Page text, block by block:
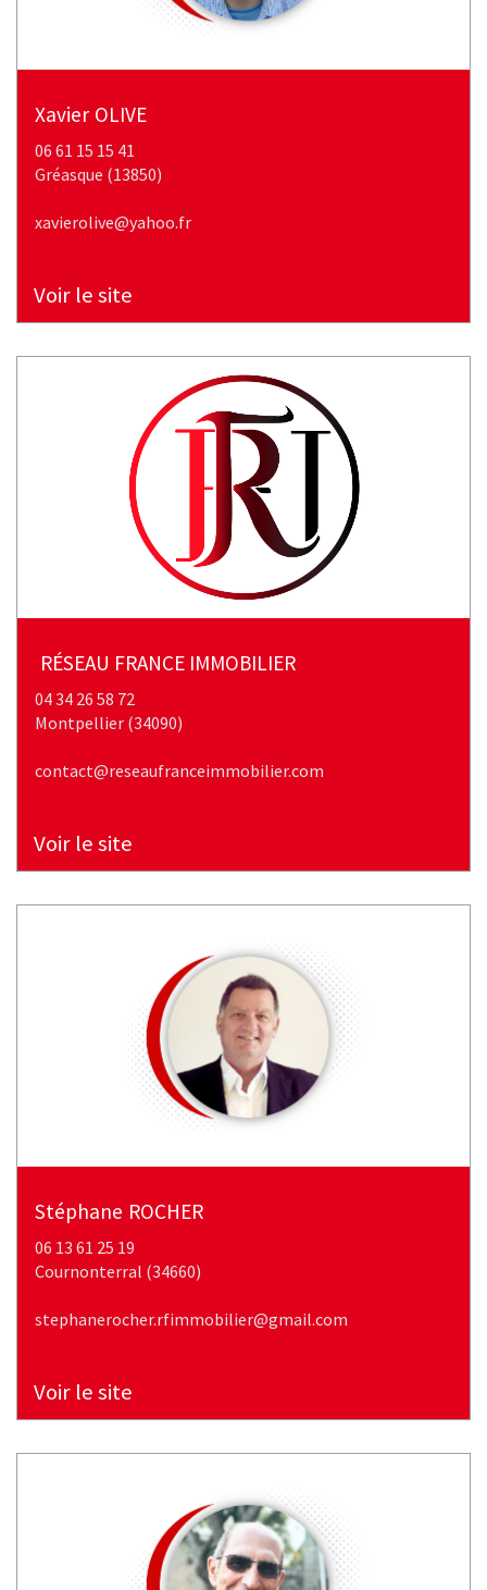
xavier OLIVE
06 61 15 15 41
gréasque (13850)
xavierolive@yahoo.fr
Voir le site
RÉSEAU FRANCE IMMOBILIER
04 34 26 58 72
montpellier (34090)
contact@reseaufranceimmobilier.com
Voir le site
stéphane ROCHER
06 13 61 25 19
cournonterral (34660)
stephanerocher.rfimmobilier@gmail.com
Voir le site